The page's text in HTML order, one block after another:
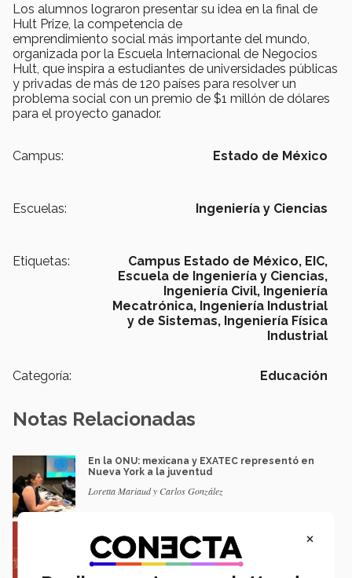
Los alumnos lograron presentar su idea en la final de
Hult Prize, la competencia de
emprendimiento social más importante del mundo,
organizada por la Escuela Internacional de Negocios
Hult, que inspira a estudiantes de universidades públicas
y privadas de más de 120 países para resolver un
problema social con un premio de $1 millón de dólares
para el proyecto ganador.
Campus: Estado de México
Escuelas: Ingeniería y Ciencias
Etiquetas: Campus Estado de México, EIC,
Escuela de Ingeniería y Ciencias,
Ingeniería Civil, Ingeniería
Mecatrónica, Ingeniería Industrial
y de Sistemas, Ingeniería Física
Industrial
Categoría: Educación
Notas Relacionadas
En la ONU: mexicana y EXATEC representó en
Nueva York a la juventud
Loretta Mariaud y Carlos González
Erasmus Mundus LIVE
Natalia Croda
×